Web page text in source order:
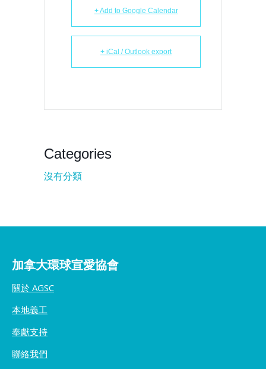
+ Add to Google Calendar
+ iCal / Outlook export
Categories
沒有分類
加拿大環球宣愛協會
關於 AGSC
本地義工
奉獻支持
聯絡我們